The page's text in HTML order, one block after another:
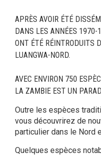
APRÈS AVOIR ÉTÉ
DANS LES ANNÉES 1970-
ONT ÉTÉ RÉINTRODUITS
LUANGWA-NORD.
AVEC ENVIRON 750
LA ZAMBIE EST UN
Outre les espèces
vous découvrirez de
particulier dans le Nord
Quelques espèces